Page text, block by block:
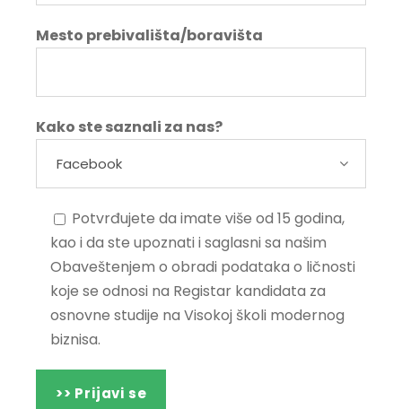
Mesto prebivališta/boravišta
Kako ste saznali za nas?
Potvrđujete da imate više od 15 godina,
kao i da ste upoznati i saglasni sa našim
Obaveštenjem o obradi podataka o ličnosti
koje se odnosi na Registar kandidata za
osnovne studije na Visokoj školi modernog
biznisa.